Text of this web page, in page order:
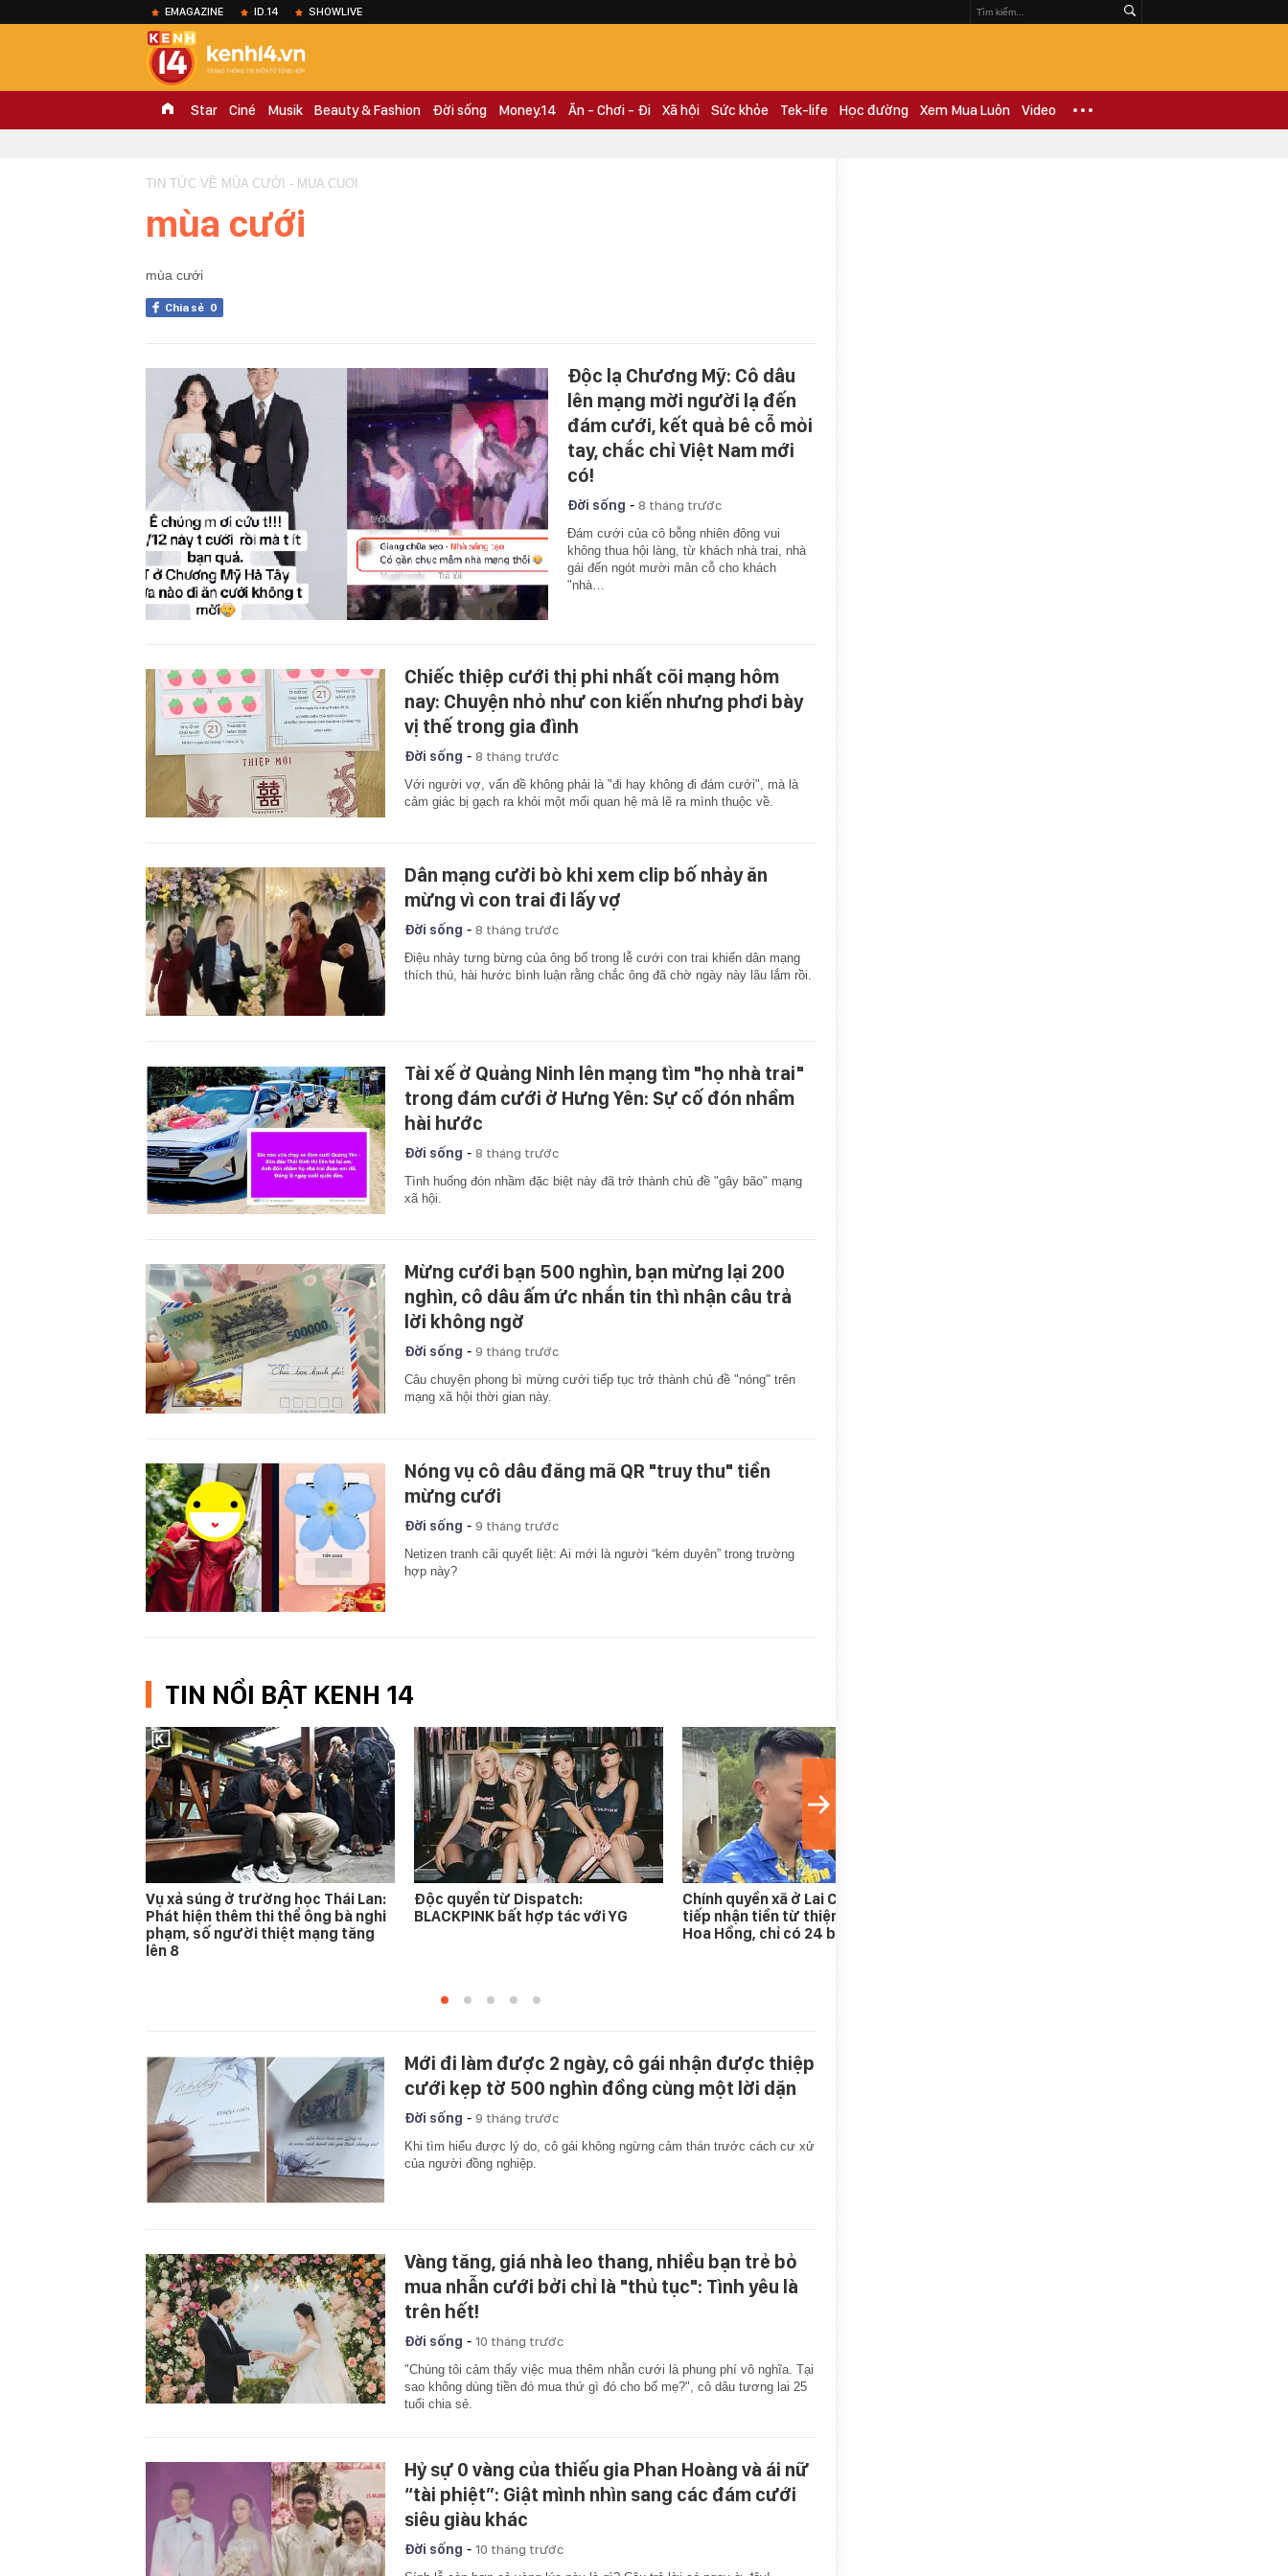
EMAGAZINE ID.14 SHOWLIVE
Star Ciné Musik Beauty & Fashion Đời sống Money.14 Ăn - Chơi - Đi Xã hội Sức khỏe Tek-life Học đường Xem Mua Luôn Video
TIN TỨC VỀ MÙA CƯỚI - MUA CUOI
mùa cưới
mùa cưới
Chia sẻ 0
Độc lạ Chương Mỹ: Cô dâu
lên mạng mời người lạ đến
đám cưới, kết quả bê cỗ mỏi
tay, chắc chỉ Việt Nam mới
có!
Đời sống - 8 tháng trước
Đám cưới của cô bỗng nhiên đông vui
không thua hội làng, từ khách nhà trai, nhà
gái đến ngót mười mân cỗ cho khách
"nhà…
Chiếc thiệp cưới thị phi nhất cõi mạng hôm
nay: Chuyện nhỏ như con kiến nhưng phơi bày
vị thế trong gia đình
Đời sống - 8 tháng trước
Với người vợ, vấn đề không phải là "đi hay không đi đám cưới", mà là
cảm giác bị gạch ra khỏi một mối quan hệ mà lẽ ra mình thuộc về.
Dân mạng cười bò khi xem clip bố nhảy ăn
mừng vì con trai đi lấy vợ
Đời sống - 8 tháng trước
Điệu nhảy tưng bừng của ông bố trong lễ cưới con trai khiến dân mạng
thích thú, hài hước bình luận rằng chắc ông đã chờ ngày này lâu lắm rồi.
Tài xế ở Quảng Ninh lên mạng tìm "họ nhà trai"
trong đám cưới ở Hưng Yên: Sự cố đón nhầm
hài hước
Đời sống - 8 tháng trước
Tình huống đón nhầm đặc biệt này đã trở thành chủ đề "gây bão" mạng
xã hội.
Mừng cưới bạn 500 nghìn, bạn mừng lại 200
nghìn, cô dâu ấm ức nhắn tin thì nhận câu trả
lời không ngờ
Đời sống - 9 tháng trước
Câu chuyện phong bì mừng cưới tiếp tục trở thành chủ đề "nóng" trên
mạng xã hội thời gian này.
Nóng vụ cô dâu đăng mã QR "truy thu" tiền
mừng cưới
Đời sống - 9 tháng trước
Netizen tranh cãi quyết liệt: Ai mới là người “kém duyên” trong trường
hợp này?
TIN NỔI BẬT KENH 14
Vụ xả súng ở trường học Thái Lan:
Phát hiện thêm thi thể ông bà nghi
phạm, số người thiệt mạng tăng
lên 8
Độc quyền từ Dispatch:
BLACKPINK bất hợp tác với YG
Chính quyền xã ở Lai Châu không
tiếp nhận tiền từ thiện của Huấn
Hoa Hồng, chỉ có 24 bồn nước
Mới đi làm được 2 ngày, cô gái nhận được thiệp
cưới kẹp tờ 500 nghìn đồng cùng một lời dặn
Đời sống - 9 tháng trước
Khi tìm hiểu được lý do, cô gái không ngừng cảm thán trước cách cư xử
của người đồng nghiệp.
Vàng tăng, giá nhà leo thang, nhiều bạn trẻ bỏ
mua nhẫn cưới bởi chỉ là "thủ tục": Tình yêu là
trên hết!
Đời sống - 10 tháng trước
"Chúng tôi cảm thấy việc mua thêm nhẫn cưới là phung phí vô nghĩa. Tại
sao không dùng tiền đó mua thứ gì đó cho bố mẹ?", cô dâu tương lai 25
tuổi chia sẻ.
Hỷ sự 0 vàng của thiếu gia Phan Hoàng và ái nữ
“tài phiệt”: Giật mình nhìn sang các đám cưới
siêu giàu khác
Đời sống - 10 tháng trước